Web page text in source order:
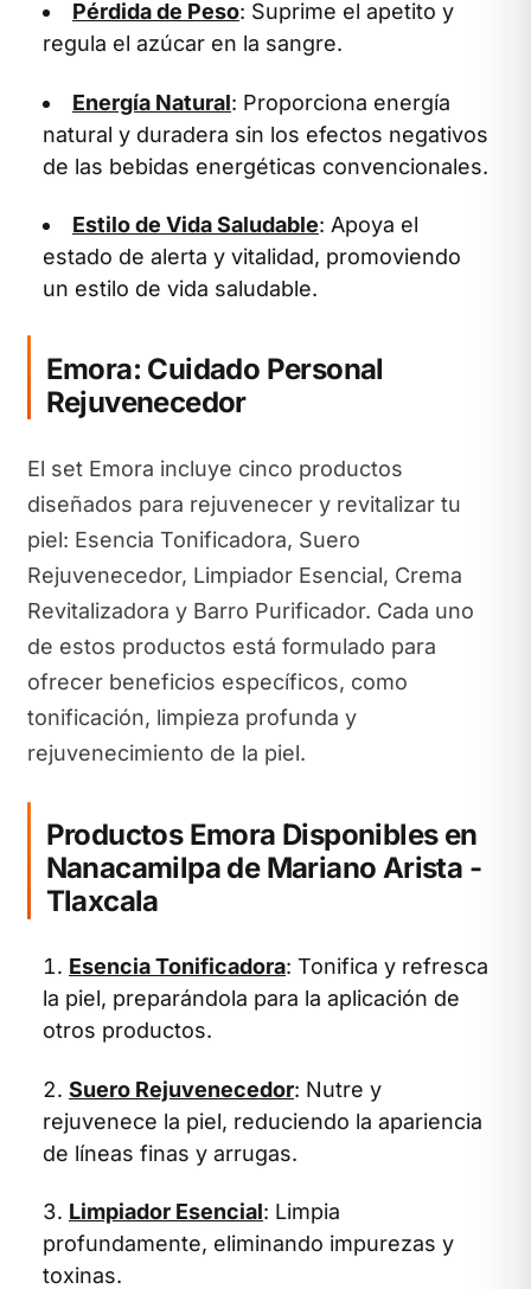
Pérdida de Peso: Suprime el apetito y
regula el azúcar en la sangre.
Energía Natural: Proporciona energía
natural y duradera sin los efectos negativos
de las bebidas energéticas convencionales.
Estilo de Vida Saludable: Apoya el
estado de alerta y vitalidad, promoviendo
un estilo de vida saludable.
Emora: Cuidado Personal
Rejuvenecedor
El set Emora incluye cinco productos
diseñados para rejuvenecer y revitalizar tu
piel: Esencia Tonificadora, Suero
Rejuvenecedor, Limpiador Esencial, Crema
Revitalizadora y Barro Purificador. Cada uno
de estos productos está formulado para
ofrecer beneficios específicos, como
tonificación, limpieza profunda y
rejuvenecimiento de la piel.
Productos Emora Disponibles en
Nanacamilpa de Mariano Arista -
Tlaxcala
Esencia Tonificadora: Tonifica y refresca
la piel, preparándola para la aplicación de
otros productos.
Suero Rejuvenecedor: Nutre y
rejuvenece la piel, reduciendo la apariencia
de líneas finas y arrugas.
Limpiador Esencial: Limpia
profundamente, eliminando impurezas y
toxinas.